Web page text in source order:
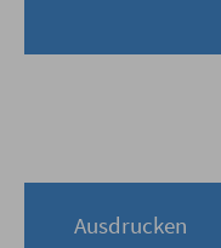
Ausdrucken